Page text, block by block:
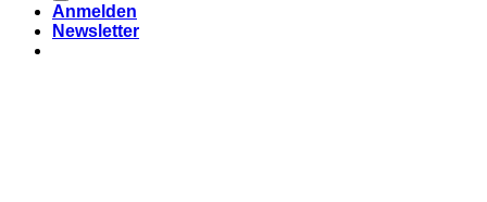
Anmelden
Newsletter